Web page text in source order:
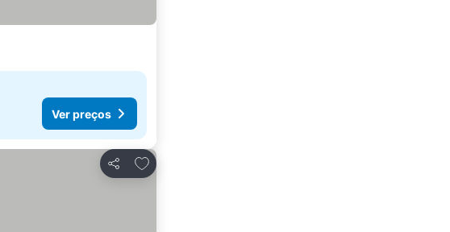
Ver preços
Partilhar
Adicionar aos favoritos